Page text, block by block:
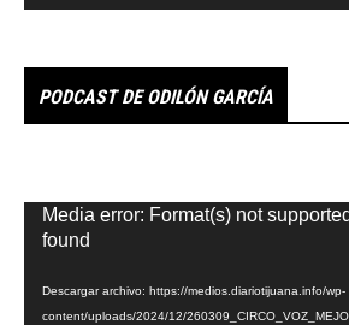
PODCAST DE ODILÓN GARCÍA
Reproductor
de
Media error: Format(s) not
found
Descargar archivo: https://medios.diariotijuana.info/wp-
content/uploads/2024/12/